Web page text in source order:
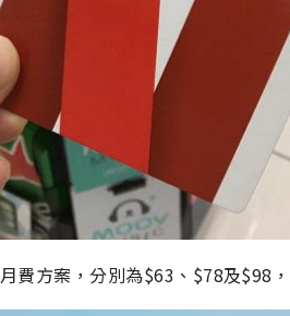
費方案，分別為$63 、 $78及$98 ，